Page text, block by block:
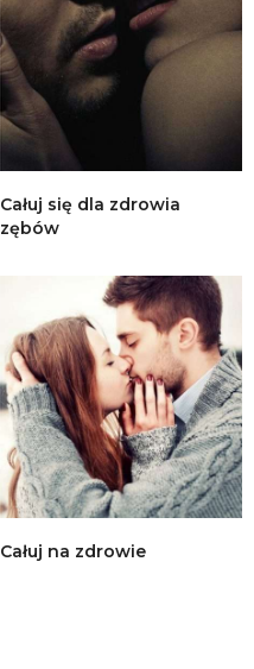
Całuj się dla zdrowia
zębów
Całuj na zdrowie